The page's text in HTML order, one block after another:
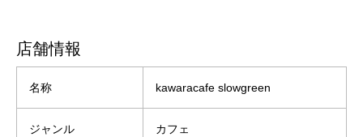
店舗情報
名称 kawaracafe slowgreen
ジャンル カフェ